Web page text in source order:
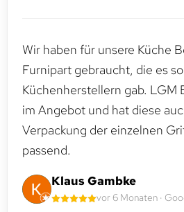
Wir haben für unsere Küche
Furnipart gebraucht, die es
Küchenherstellern gab. LGM
im Angebot und hat diese
Verpackung der einzelnen
passend.
Klaus Gambke
vor 6 Monaten ·